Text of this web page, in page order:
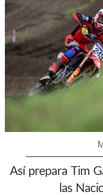
Así prepara Tim
las